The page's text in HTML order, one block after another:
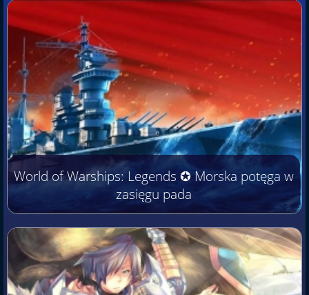
World of Warships: Legends ✪ Morska potęga w
zasięgu pada